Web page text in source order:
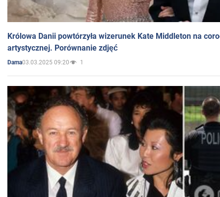
Królowa Danii powtórzyła wizerunek Kate Middleton na
artystycznej. Porównanie zdjęć
Dama03.03.2025 09:20 1